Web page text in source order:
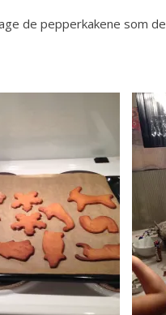
de pepperkakene som de